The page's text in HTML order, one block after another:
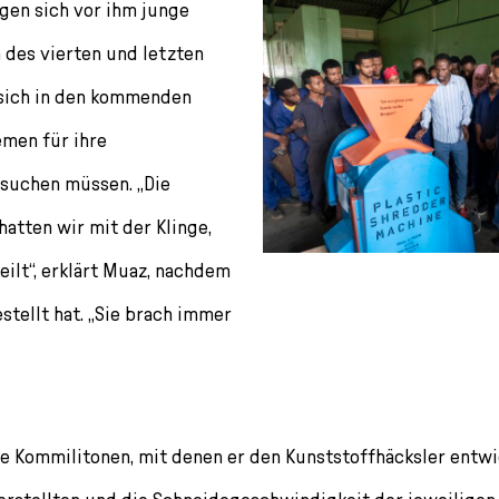
sich vor ihm junge
des vierten und letzten
in den kommenden
für ihre
müssen. „Die
wir mit der Klinge,
erklärt Muaz, nachdem
hat. „Sie brach immer
Kommilitonen, mit denen er den Kunststoffhäcksler